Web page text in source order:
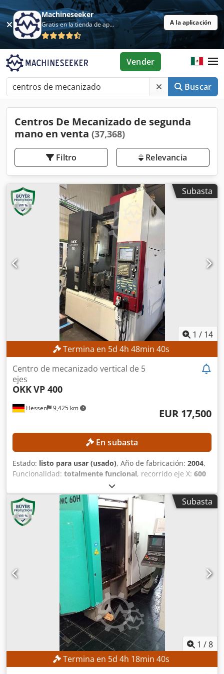
Machineseeker
Gratis en la tienda de aplicaciones A la aplicación
Buscar
Vender
Centros De Mecanizado de segunda
mano en venta (37,368)
Filtro Relevancia
Subasta
1 / 14
Termina en 5d 4h 48min 38s
Hessen 9,425 km
Centro de mecanizado vertical de 5
ejes
OKKVP 400
EUR 17,500
En subasta
Estado: listo para usar (usado), Año de fabricación: 2004,
Funcionalidad: totalmente funcional, recorrido eje X: 600
410 mm
mm, modelo de controlador:FANUC Series 160is-MB,
velocidad del cabezal (máx.):12,000 rpm
, Sin precio
mínimo: ¡venta garantizada al precio de oferta más alto!
DETALLES TÉCNICOS Recorridos Eje X: 600 mm Eje Y: 410
mm Eje Z: 460 mm Eje A: de -120 a +30 ° Codozpxgropfx
Agrerf Eje C: 360 ° Husillo Rango de velocidad: de 100 a
12.000 rpm Velocidades: infinitas Cono del husillo: 7/24,
tamaño 40 Diámetro interior del rodamiento del husillo: 65
mm Distancias Distancia de la superficie de la mesa al
extremo del husillo: de 70 a 530 mm Distancia de la cara
frontal de la columna al centro del husillo: 620 mm Mesa
Diámetro de la superficie de trabajo: 350 mm Peso máximo
de la pieza de trabajo: 200 kg Altura de la superficie de la
mesa sobre el suelo: 1.080 mm Avance Avance rápido en
los ejes X e Y: 48 m/min Avance rápido en el eje Z: 36
m/min Avance rápido en el eje A: 22,2 rpm Avance rápido
en el eje C: 33,3 rpm Avance de trabajo en los ejes X, Y y Z:
Subasta
1 /8
Termina en 5d 4h 18min 38s